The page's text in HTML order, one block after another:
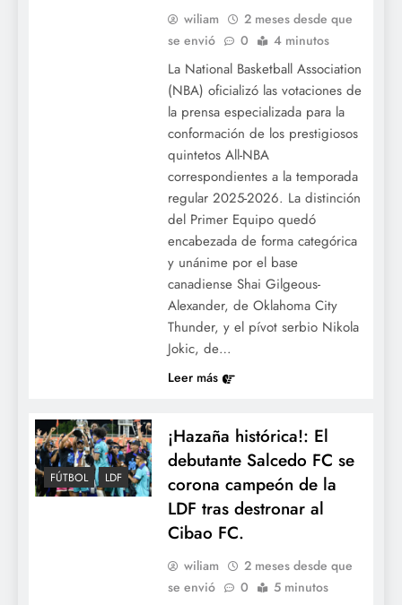
wiliam
2 meses desde que
se envió
0 4 minutos
La National Basketball Association
(NBA) oficializó las votaciones de
la prensa especializada para la
conformación de los prestigiosos
quintetos All-NBA
correspondientes a la temporada
regular 2025-2026. La distinción
del Primer Equipo quedó
encabezada de forma categórica
y unánime por el base
canadiense Shai Gilgeous-
Alexander, de Oklahoma City
Thunder, y el pívot serbio Nikola
Jokic, de…
Leer más
FÚTBOL LDF
¡Hazaña histórica!: El
debutante Salcedo FC se
corona campeón de la
LDF tras destronar al
Cibao FC.
wiliam
2 meses desde que
se envió
0 5 minutos